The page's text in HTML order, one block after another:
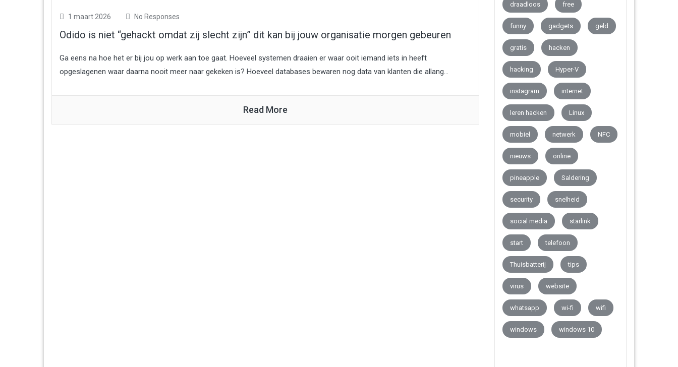
1 maart 2026 No Responses
Odido is niet “gehackt omdat zij slecht zijn” dit kan bij jouw organisatie morgen gebeuren
Ga eens na hoe het er bij jou op werk aan toe gaat. Hoeveel systemen draaien er waar ooit iemand iets in heeft
opgeslagenen waar daarna nooit meer naar gekeken is? Hoeveel databases bewaren nog data van klanten die allang...
Read More
draadloos free
funny gadgets geld
gratis hacken
hacking Hyper-V
instagram internet
leren hacken Linux
mobiel netwerk NFC
nieuws online
pineapple Saldering
security snelheid
social media starlink
start telefoon
Thuisbatterij tips
virus website
whatsapp wi-fi wifi
windows windows 10